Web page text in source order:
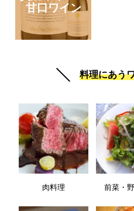
甘口ワイン
料理にあう
肉料理 前菜・